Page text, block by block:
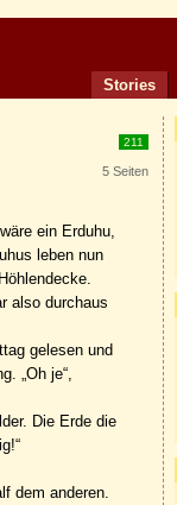
Stories
211
5 Seiten
ein Erduhu,
leben nun
also durchaus
gelesen und
„Oh je“,
Die Erde die
dem anderen.